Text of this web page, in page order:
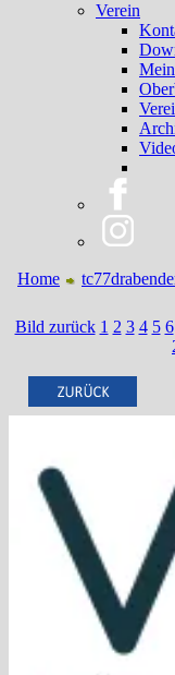
Verein
Home
Bild zurück 1 2 3 4 5 6